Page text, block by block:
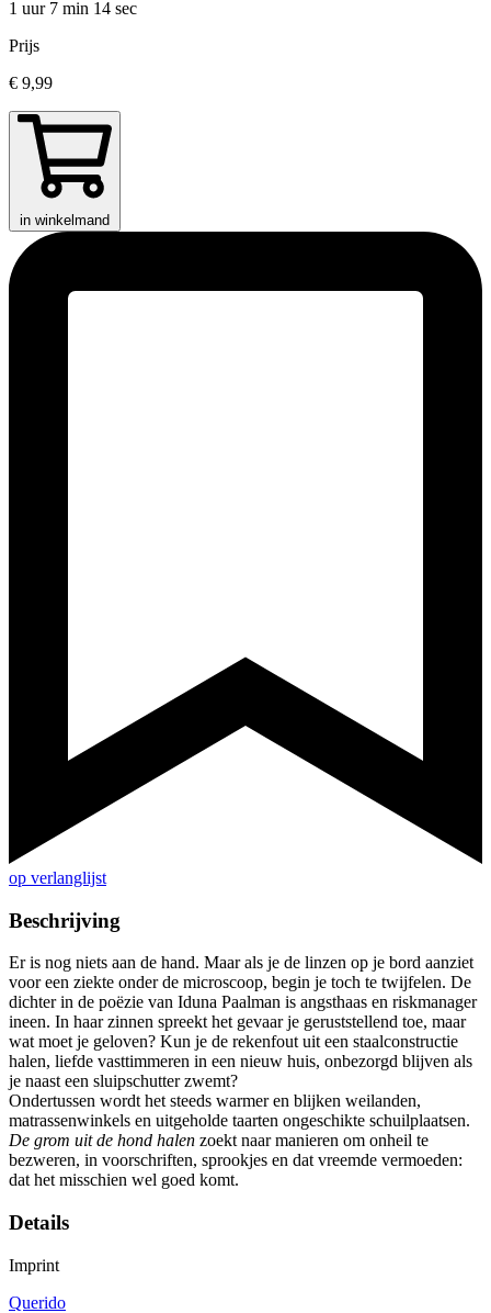
1 uur 7 min 14 sec
Prijs
€ 9,99
in winkelmand
op verlanglijst
Beschrijving
Er is nog niets aan de hand. Maar als je de linzen op je bord aanziet
voor een ziekte onder de microscoop, begin je toch te twijfelen. De
dichter in de poëzie van Iduna Paalman is angsthaas en riskmanager
ineen. In haar zinnen spreekt het gevaar je geruststellend toe, maar
wat moet je geloven? Kun je de rekenfout uit een staalconstructie
halen, liefde vasttimmeren in een nieuw huis, onbezorgd blijven als
je naast een sluipschutter zwemt?
Ondertussen wordt het steeds warmer en blijken weilanden,
matrassenwinkels en uitgeholde taarten ongeschikte schuilplaatsen.
De grom uit de hond halen zoekt naar manieren om onheil te
bezweren, in voorschriften, sprookjes en dat vreemde vermoeden:
dat het misschien wel goed komt.
Details
Imprint
Querido